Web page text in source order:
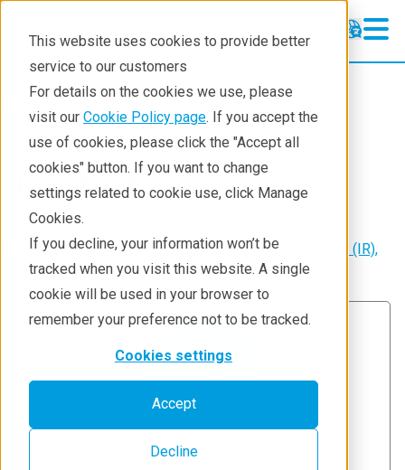
This website uses cookies to provide better
service to our customers
For details on the cookies we use, please
visit our Cookie Policy page. If you accept the
use of cookies, please click the "Accept all
cookies" button. If you want to change
settings related to cookie use, click Manage
Cookies.
If you decline, your information won’t be
tracked when you visit this website. A single
cookie will be used in your browser to
remember your preference not to be tracked.
Cookies settings
Accept
Decline
About
Kontakt
Ansprechpartner für Medienarbeit, Investor Relations (IR),
Beschaffung, Karriereinformationen usw.
Verkaufsanfragen